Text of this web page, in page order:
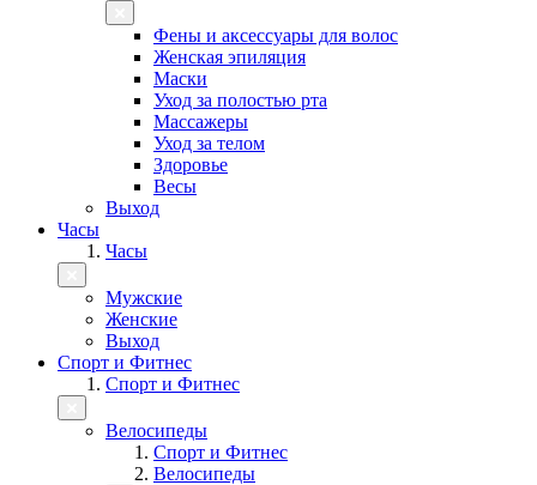
Фены и аксессуары для волос
Женская эпиляция
Маски
Уход за полостью рта
Массажеры
Уход за телом
Здоровье
Весы
Выход
Часы
Часы
Мужские
Женские
Выход
Спорт и Фитнес
Спорт и Фитнес
Велосипеды
Спорт и Фитнес
Велосипеды